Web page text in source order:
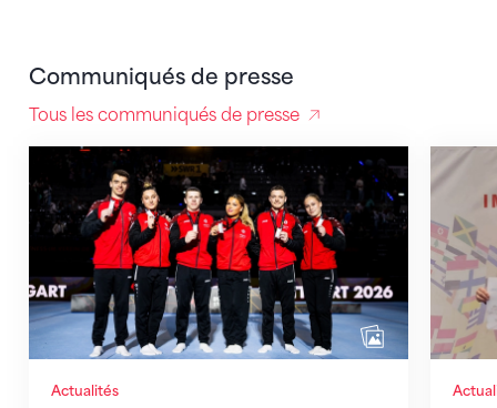
Communiqués de presse
Tous les communiqués de presse
Actualités
L’équipe mixte suisse remporte l’argent au DTB-Les